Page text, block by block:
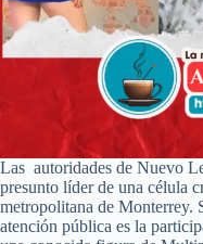
Las autoridades de Nuevo
presunto líder de una célula
metropolitana de Monterrey.
atención pública es la